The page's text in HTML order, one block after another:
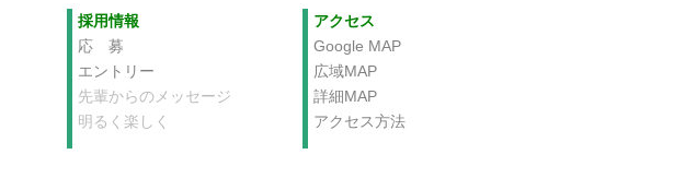
採用情報
応 募
エントリー
先輩からのメッセージ
明るく楽しく
アクセス
Google MAP
広域MAP
詳細MAP
アクセス方法